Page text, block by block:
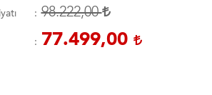
98.222,00
77.499,00